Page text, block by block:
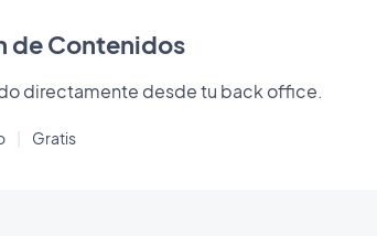
de Contenidos
directamente desde tu back office.
Gratis